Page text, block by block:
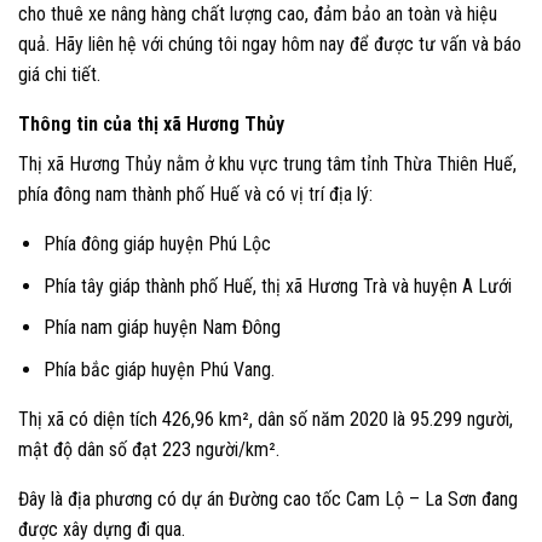
cho thuê xe nâng hàng chất lượng cao, đảm bảo an toàn và hiệu
quả. Hãy liên hệ với chúng tôi ngay hôm nay để được tư vấn và báo
giá chi tiết.
Thông tin của thị xã Hương Thủy
Thị xã Hương Thủy nằm ở khu vực trung tâm tỉnh Thừa Thiên Huế,
phía đông nam thành phố Huế và có vị trí địa lý:
Phía đông giáp huyện Phú Lộc
Phía tây giáp thành phố Huế, thị xã Hương Trà và huyện A Lưới
Phía nam giáp huyện Nam Đông
Phía bắc giáp huyện Phú Vang.
Thị xã có diện tích 426,96 km², dân số năm 2020 là 95.299 người,
mật độ dân số đạt 223 người/km².
Đây là địa phương có dự án Đường cao tốc Cam Lộ – La Sơn đang
được xây dựng đi qua.